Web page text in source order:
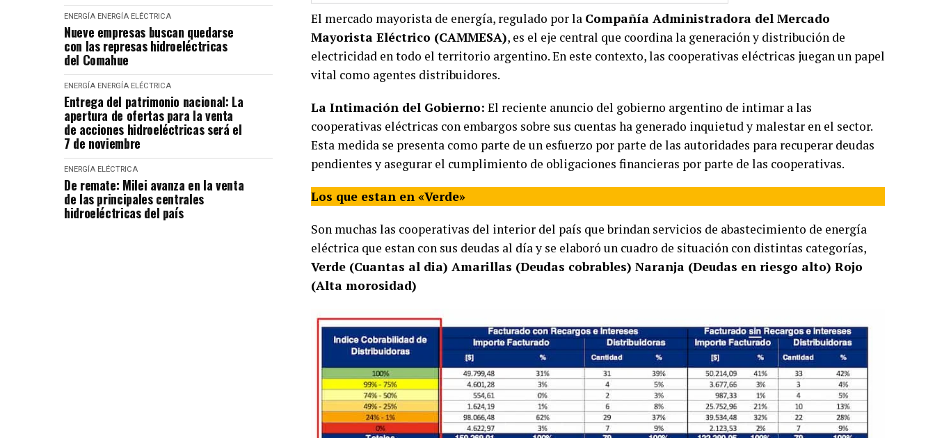
ENERGÍA ENERGÍA ELÉCTRICA
Nueve empresas buscan quedarse
con las represas hidroeléctricas
del Comahue
ENERGÍA ENERGÍA ELÉCTRICA
Entrega del patrimonio nacional: La
apertura de ofertas para la venta
de acciones hidroeléctricas será el
7 de noviembre
ENERGÍA ELÉCTRICA
De remate: Milei avanza en la venta
de las principales centrales
hidroeléctricas del país
El mercado mayorista de energía, regulado por la Compañía Administradora del Mercado
Mayorista Eléctrico (CAMMESA), es el eje central que coordina la generación y distribución de
electricidad en todo el territorio argentino. En este contexto, las cooperativas eléctricas juegan un papel
vital como agentes distribuidores.
La Intimación del Gobierno: El reciente anuncio del gobierno argentino de intimar a las
cooperativas eléctricas con embargos sobre sus cuentas ha generado inquietud y malestar en el sector.
Esta medida se presenta como parte de un esfuerzo por parte de las autoridades para recuperar deudas
pendientes y asegurar el cumplimiento de obligaciones financieras por parte de las cooperativas.
Los que estan en «Verde»
Son muchas las cooperativas del interior del país que brindan servicios de abastecimiento de energía
eléctrica que estan con sus deudas al día y se elaboró un cuadro de situación con distintas categorías,
Verde (Cuantas al dia) Amarillas (Deudas cobrables) Naranja (Deudas en riesgo alto) Rojo
(Alta morosidad)